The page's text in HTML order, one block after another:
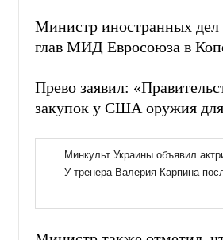
Министр иностранных
глав МИД Евросоюза в
Прево заявил:
закупок у США оружия